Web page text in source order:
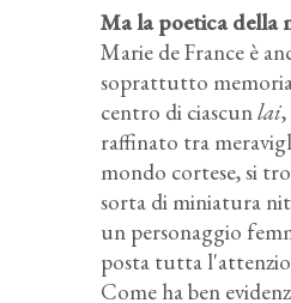
Ma la poetica della
Marie de France è
soprattutto
centro di ciascunlai
raffinato tra
mondo cortese, si
sorta di miniatura
un personaggio
posta tutta
Come ha ben